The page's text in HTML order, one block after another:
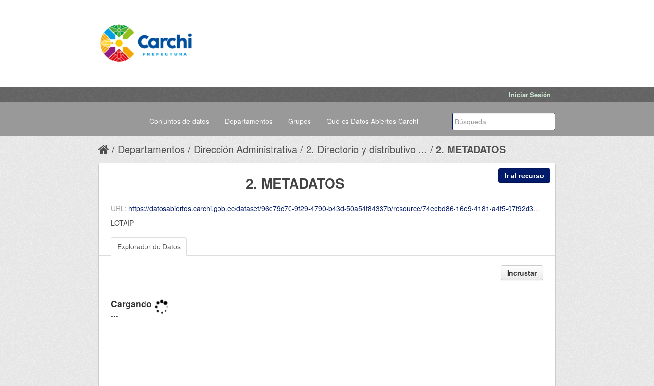
Iniciar Sesión
Conjuntos de datos Departamentos Grupos Qué es Datos Abiertos Carchi
Departamentos Dirección Administrativa 2. Directorio y distributivo ... 2. METADATOS
Ir al recurso
2. METADATOS
URL: https://datosabiertos.carchi.gob.ec/dataset/96d79c70-9f29-4790-b43d-50a54f84337b/resource/74eebd86-16e9-4181-a4f5-07f92d340e0e/download/2025-Abril-Numeral-2-2.1.2.2-Metadatos.csv.xlsx
LOTAIP
Explorador de Datos
Incrustar